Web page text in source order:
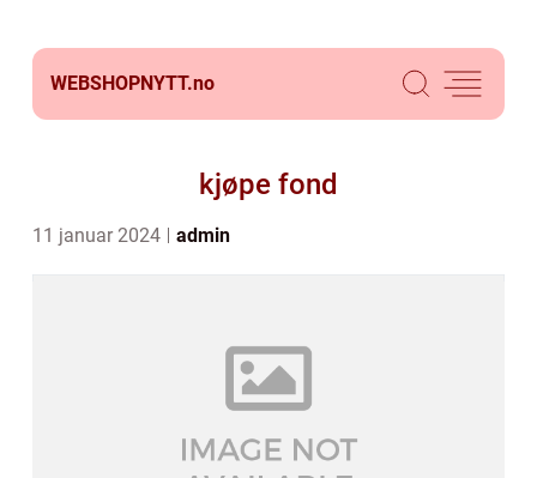
WEBSHOPNYTT.no
kjøpe fond
11 januar 2024 admin